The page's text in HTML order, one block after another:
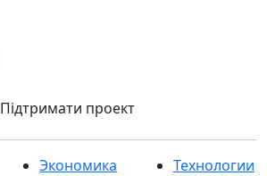
Підтримати проект
Экономика
Технологии